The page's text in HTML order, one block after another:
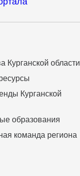
Курганской области
Курганской
образования
команда региона